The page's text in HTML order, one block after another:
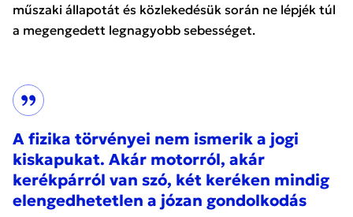
műszaki állapotát és közlekedésük során ne lépjék túl
a megengedett legnagyobb sebességet.
A fizika törvényei nem ismerik a jogi
kiskapukat. Akár motorról, akár
kerékpárról van szó, két keréken mindig
elengedhetetlen a józan gondolkodás